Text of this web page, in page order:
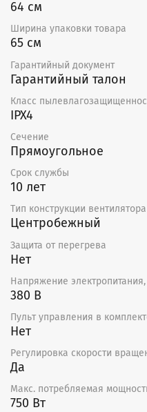
64 см
Ширина упаковки товара
65 см
Гарантийный документ
Гарантийный талон
Класс
IPX4
Сечение
Прямоугольное
Срок службы
10 лет
Тип конструкции вентилятора
Центробежный
Защита от перегрева
Нет
Напряжение
380 В
Пульт управления в
Нет
Регулировка скорости
Да
Макс. потребляемая
750 Вт